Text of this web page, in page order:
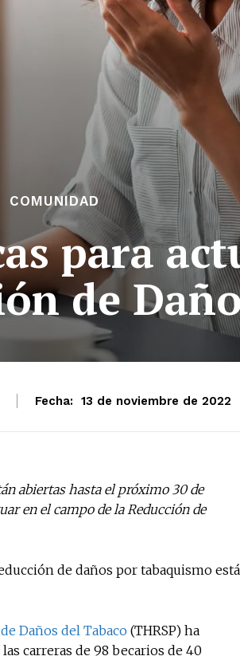
COMUNIDAD
para
de
Fecha: 13 de noviembre de 2022
abiertas hasta el próximo 30 de
en el campo de la Reducción de
de daños por tabaquismo está
Daños del Tabaco (THRSP) ha
carreras de 98 becarios de 40